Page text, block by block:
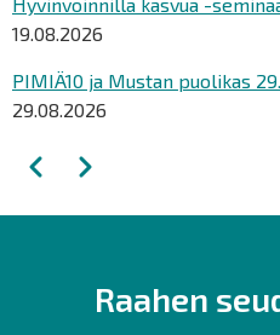
19.08.2026
PIMIÄ10 ja Mustan puolikas
29.08.2026
Sivutus
EdellinenSeuraava
Raahen